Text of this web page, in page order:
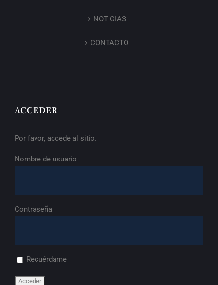
NOTICIAS
CONTACTO
ACCEDER
Por favor, accede al sitio.
Nombre de usuario
Contraseña
Recuérdame